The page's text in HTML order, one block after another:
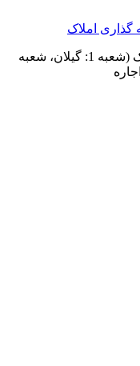
کاسپی لند برند معتبر سرمایه گذاری املاک (شعبه 1: گیلان، شعبه